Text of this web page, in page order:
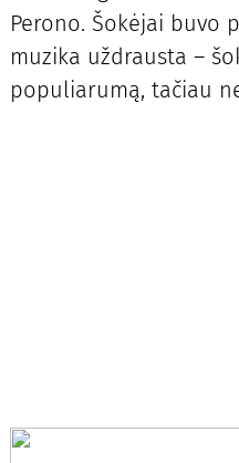
Perono. Šokėjai buvo
muzika uždrausta –
populiarumą, tačiau